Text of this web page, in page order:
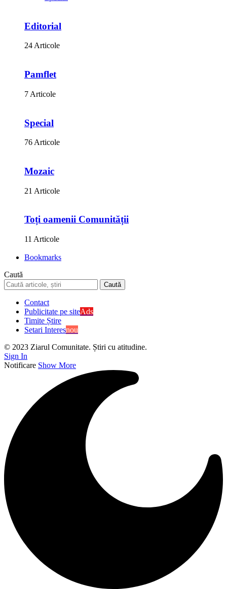
Editorial
24 Articole
Pamflet
7 Articole
Special
76 Articole
Mozaic
21 Articole
Toți oamenii Comunității
11 Articole
Bookmarks
Caută
Contact
Publicitate pe siteAds
Timite Știre
Setari Interesnou
© 2023 Ziarul Comunitate. Știri cu atitudine.
Sign In
Notificare Show More